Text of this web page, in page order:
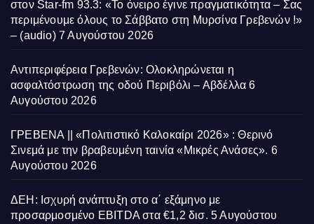
στον Star-fm 93.3: «Το όνειρο έγινε πραγματικότητα – Σας
περιμένουμε όλους το Σάββατο στη Μυρσίνα Γρεβενών !»
– (audio) 7 Αυγούστου 2026
Αντιπεριφέρεια Γρεβενών: Ολοκληρώνεται η
ασφαλτόστρωση της οδού Περιβόλι – Αβδέλλα 6
Αυγούστου 2026
ΓΡΕΒΕΝΑ || «Πολιτιστικό Καλοκαίρι 2026» : Θερινό
Σινεμά με την βραβευμένη ταινία «Μικρές Ανάσες». 6
Αυγούστου 2026
ΔΕΗ: Ισχυρή ανάπτυξη στο α΄ εξάμηνο με
προσαρμοσμένο EBITDA στα €1,2 δισ. 5 Αυγούστου